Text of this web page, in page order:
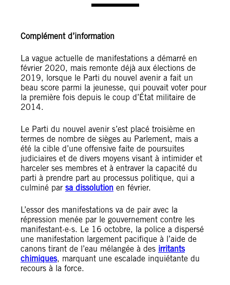
Complément d’information
La vague actuelle de manifestations a démarré en
février 2020, mais remonte déjà aux élections de
2019, lorsque le Parti du nouvel avenir a fait un
beau score parmi la jeunesse, qui pouvait voter pour
la première fois depuis le coup d’État militaire de
2014.
Le Parti du nouvel avenir s’est placé troisième en
termes de nombre de sièges au Parlement, mais a
été la cible d’une offensive faite de poursuites
judiciaires et de divers moyens visant à intimider et
harceler ses membres et à entraver la capacité du
parti à prendre part au processus politique, qui a
culminé par sa dissolution en février.
L’essor des manifestations va de pair avec la
répression menée par le gouvernement contre les
manifestant·e·s. Le 16 octobre, la police a dispersé
une manifestation largement pacifique à l’aide de
canons tirant de l’eau mélangée à des irritants
chimiques, marquant une escalade inquiétante du
recours à la force.